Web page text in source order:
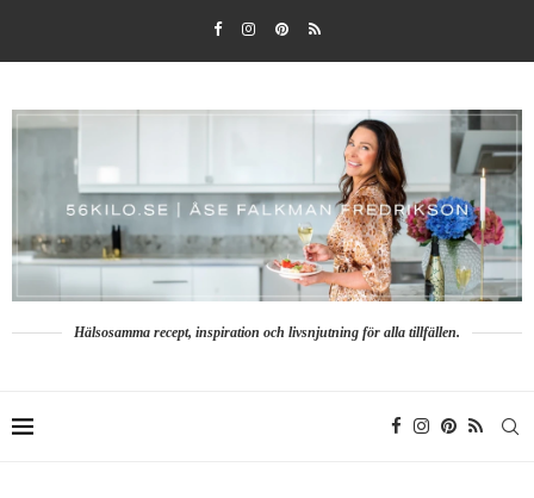
Hälsosamma recept, inspiration och livsnjutning för alla tillfällen.